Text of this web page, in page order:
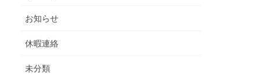
お知らせ
休暇連絡
未分類